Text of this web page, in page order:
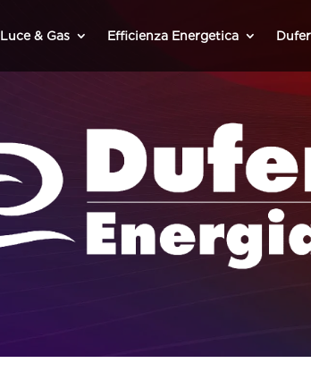
Luce & Gas Efficienza Energetica